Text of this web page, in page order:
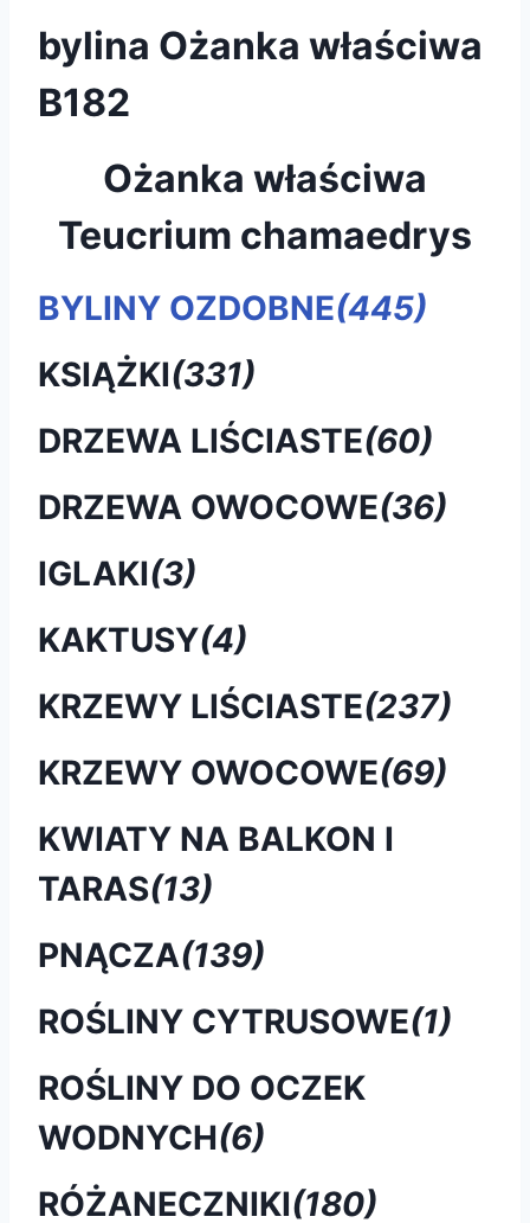
bylina Ożanka właściwa
B182
Ożanka właściwa
Teucrium chamaedrys
BYLINY OZDOBNE(445)
KSIĄŻKI(331)
DRZEWA LIŚCIASTE(60)
DRZEWA OWOCOWE(36)
IGLAKI(3)
KAKTUSY(4)
KRZEWY LIŚCIASTE(237)
KRZEWY OWOCOWE(69)
KWIATY NA BALKON I
TARAS(13)
PNĄCZA(139)
ROŚLINY CYTRUSOWE(1)
ROŚLINY DO OCZEK
WODNYCH(6)
RÓŻANECZNIKI(180)